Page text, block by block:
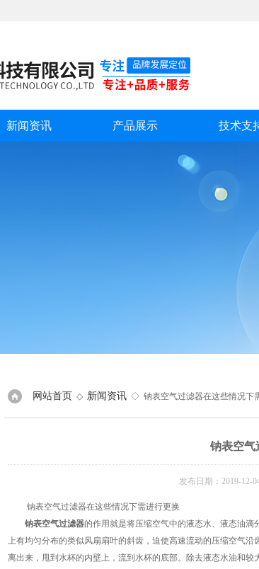
新闻资讯 产品展示 技术支
网站首页 ◇ 新闻资讯 ◇ 钠表空气过滤器在这些情况下
钠表空气
发布日期：2019-
钠表空气过滤器在这些情况下需进行更换
钠表空气过滤器的作用就是将压缩空气中的液态水、液态油
上有均匀分布的类似风扇扇叶的斜齿，迫使高速流动的压缩空气
离出来，甩到水杯的内壁上，流到水杯的底部。除去液态水油和